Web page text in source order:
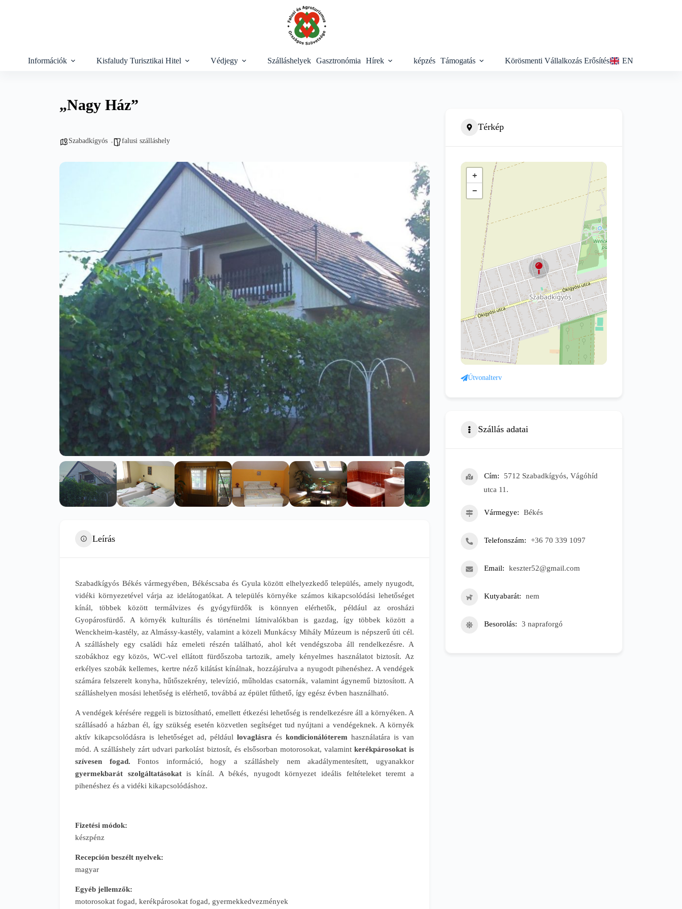
Információk Kisfaludy Turisztikai Hitel Védjegy Szálláshelyek Gasztronómia Hírek képzés Támogatás Körösmenti Vállalkozás Erősítés EN
„Nagy Ház”
Szabadkígyós falusi szálláshely
Leírás
Szabadkígyós Békés vármegyében, Békéscsaba és Gyula között elhelyezkedő település, amely nyugodt,
vidéki környezetével várja az idelátogatókat. A település környéke számos kikapcsolódási lehetőséget
kínál, többek között termálvizes és gyógyfürdők is könnyen elérhetők, például az orosházi
Gyopárosfürdő. A környék kulturális és történelmi látnivalókban is gazdag, így többek között a
Wenckheim-kastély, az Almássy-kastély, valamint a közeli Munkácsy Mihály Múzeum is népszerű úti cél.
A szálláshely egy családi ház emeleti részén található, ahol két vendégszoba áll rendelkezésre. A
szobákhoz egy közös, WC-vel ellátott fürdőszoba tartozik, amely kényelmes használatot biztosít. Az
erkélyes szobák kellemes, kertre néző kilátást kínálnak, hozzájárulva a nyugodt pihenéshez. A vendégek
számára felszerelt konyha, hűtőszekrény, televízió, műholdas csatornák, valamint ágynemű biztosított. A
szálláshelyen mosási lehetőség is elérhető, továbbá az épület fűthető, így egész évben használható.
A vendégek kérésére reggeli is biztosítható, emellett étkezési lehetőség is rendelkezésre áll a környéken. A
szállásadó a házban él, így szükség esetén közvetlen segítséget tud nyújtani a vendégeknek. A környék
aktív kikapcsolódásra is lehetőséget ad, például lovaglásra és kondicionálóterem használatára is van
mód. A szálláshely zárt udvari parkolást biztosít, és elsősorban motorosokat, valamintkerékpárosokat is
szívesen fogad. Fontos információ, hogy a szálláshely nem akadálymentesített, ugyanakkor
gyermekbarát szolgáltatásokatis kínál. A békés, nyugodt környezet ideális feltételeket teremt a
pihenéshez és a vidéki kikapcsolódáshoz.
Fizetési módok:
készpénz
Recepción beszélt nyelvek:
magyar
Egyéb jellemzők:
motorosokat fogad, kerékpárosokat fogad, gyermekkedvezmények
Térkép
+
−
Útvonalterv
Szállás adatai
Cím
5712 Szabadkígyós, Vágóhíd
utca 11.
Vármegye Békés
Telefonszám +36 70 339 1097
Email keszter52@gmail.com
Kutyabarát nem
Besorolás 3 napraforgó